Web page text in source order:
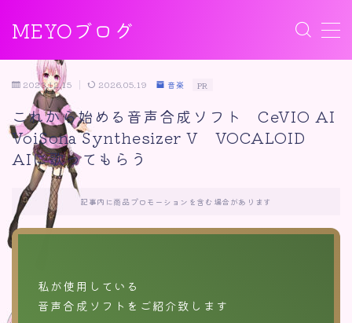
MEYOブログ
MENU
ゲーム
音楽
おすすめ
カテゴリー
2023.12.15 2026.05.19 音楽 PR
これから始める音声合成ソフト CeVIO AI
VoiSona Synthesizer V VOCALOID
AIに歌ってもらう
記事内に商品プロモーションを含む場合があります
私が使用している
音声合成ソフトをご紹介致します